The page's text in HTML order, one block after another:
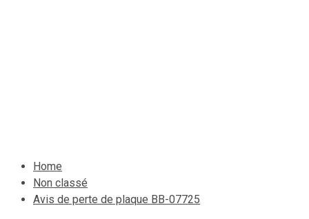
Home
Non classé
Avis de perte de plaque BB-07725